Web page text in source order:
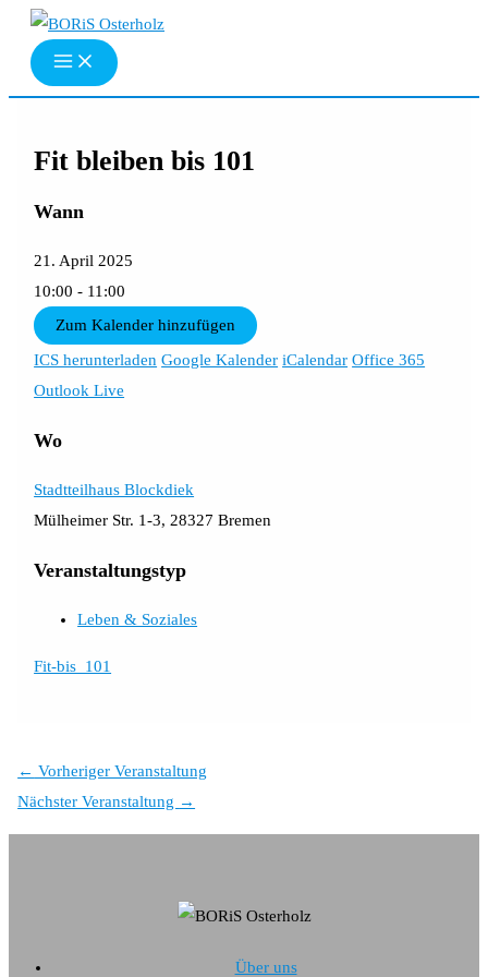
Zum
Inhalt
springen
Fit bleiben bis 101
Wann
21. April 2025
10:00 - 11:00
Zum Kalender hinzufügen
ICS herunterladen Google Kalender iCalendar Office 365
Outlook Live
Wo
Stadtteilhaus Blockdiek
Mülheimer Str. 1-3, 28327 Bremen
Veranstaltungstyp
Leben & Soziales
Fit-bis_101
← Vorheriger Veranstaltung
Nächster Veranstaltung →
Über uns